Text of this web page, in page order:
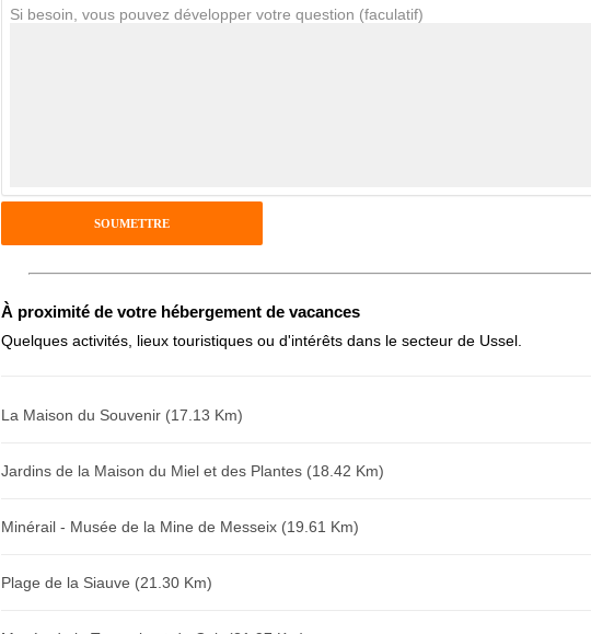
Antispam - Combien font 7x4 (en chiffres) :
Avis sur l'établissement :
Si besoin, vous pouvez développer votre question (faculatif)
À proximité de votre hébergement de vacances
Quelques activités, lieux touristiques ou d'intérêts dans le secteur de Ussel.
La Maison du Souvenir (17.13 Km)
Jardins de la Maison du Miel et des Plantes (18.42 Km)
Minérail - Musée de la Mine de Messeix (19.61 Km)
Plage de la Siauve (21.30 Km)